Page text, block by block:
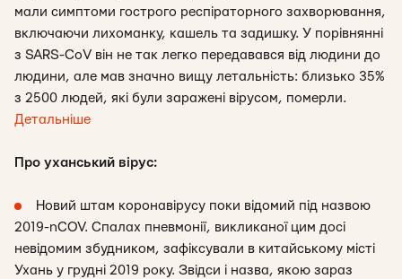
мали симптоми гострого респіраторного захворювання,
включаючи лихоманку, кашель та задишку. У порівнянні
з SARS-CoV він не так легко передавався від людини до
людини, але мав значно вищу летальність: близько 35%
з 2500 людей, які були заражені вірусом, померли.
Детальніше
Про уханський вірус:
Новий штам коронавірусу поки відомий під назвою
2019-nCOV. Спалах пневмонії, викликаної цим досі
невідомим збудником, зафіксували в китайському місті
Ухань у грудні 2019 року. Звідси і назва, якою зараз